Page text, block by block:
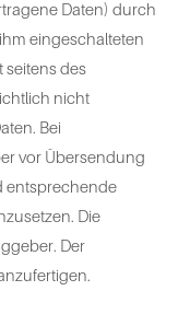
Daten) durch
eingeschalteten
seitens des
nicht
Bei
vor Übersendung
entsprechende
Die
Der